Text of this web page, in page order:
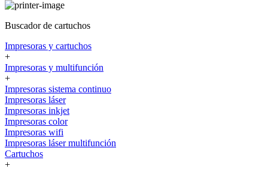
Buscador de cartuchos
Impresoras y cartuchos
+
Impresoras y multifunción
+
Impresoras sistema continuo
Impresoras láser
Impresoras inkjet
Impresoras color
Impresoras wifi
Impresoras láser multifunción
Cartuchos
+